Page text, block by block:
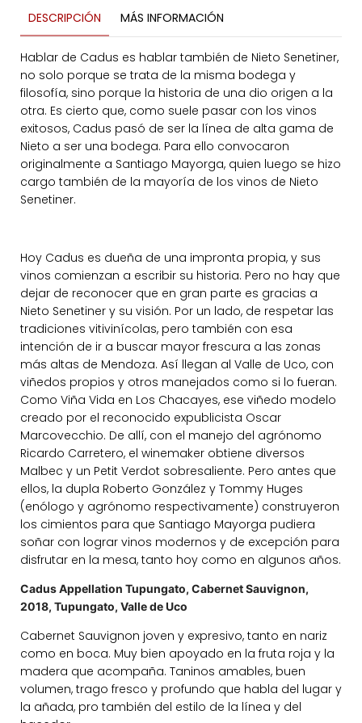
DESCRIPCIÓN MÁS INFORMACIÓN
Hablar de Cadus es hablar también de Nieto Senetiner,
no solo porque se trata de la misma bodega y
filosofía, sino porque la historia de una dio origen a la
otra. Es cierto que, como suele pasar con los vinos
exitosos, Cadus pasó de ser la línea de alta gama de
Nieto a ser una bodega. Para ello convocaron
originalmente a Santiago Mayorga, quien luego se hizo
cargo también de la mayoría de los vinos de Nieto
Senetiner.
Hoy Cadus es dueña de una impronta propia, y sus
vinos comienzan a escribir su historia. Pero no hay que
dejar de reconocer que en gran parte es gracias a
Nieto Senetiner y su visión. Por un lado, de respetar las
tradiciones vitivinícolas, pero también con esa
intención de ir a buscar mayor frescura a las zonas
más altas de Mendoza. Así llegan al Valle de Uco, con
viñedos propios y otros manejados como si lo fueran.
Como Viña Vida en Los Chacayes, ese viñedo modelo
creado por el reconocido expublicista Oscar
Marcovecchio. De allí, con el manejo del agrónomo
Ricardo Carretero, el winemaker obtiene diversos
Malbec y un Petit Verdot sobresaliente. Pero antes que
ellos, la dupla Roberto González y Tommy Huges
(enólogo y agrónomo respectivamente) construyeron
los cimientos para que Santiago Mayorga pudiera
soñar con lograr vinos modernos y de excepción para
disfrutar en la mesa, tanto hoy como en algunos años.
Cadus Appellation Tupungato, Cabernet Sauvignon,
2018, Tupungato, Valle de Uco
Cabernet Sauvignon joven y expresivo, tanto en nariz
como en boca. Muy bien apoyado en la fruta roja y la
madera que acompaña. Taninos amables, buen
volumen, trago fresco y profundo que habla del lugar y
la añada, pro también del estilo de la línea y del